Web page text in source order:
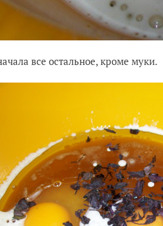
все остальное, кроме муки.